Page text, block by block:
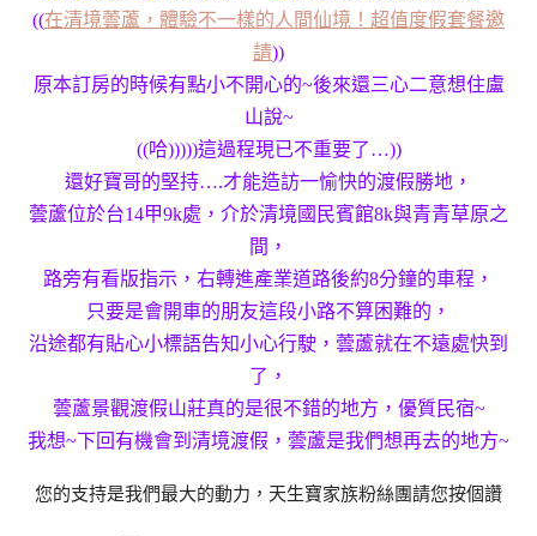
((在清境蕓蘆，體驗不一樣的人間仙境！超值度假套餐邀
請))
原本訂房的時候有點小不開心的~後來還三心二意想住盧
山說~
((哈)))))這過程現已不重要了…))
還好寶哥的堅持….才能造訪一愉快的渡假勝地，
蕓蘆位於台14甲9k處，介於清境國民賓館8k與青青草原之
間，
路旁有看版指示，右轉進產業道路後約8分鐘的車程，
只要是會開車的朋友這段小路不算困難的，
沿途都有貼心小標語告知小心行駛，蕓蘆就在不遠處快到
了，
蕓蘆景觀渡假山莊真的是很不錯的地方，優質民宿~
我想~下回有機會到清境渡假，蕓蘆是我們想再去的地方~
您的支持是我們最大的動力，天生寶家族粉絲團請您按個讚